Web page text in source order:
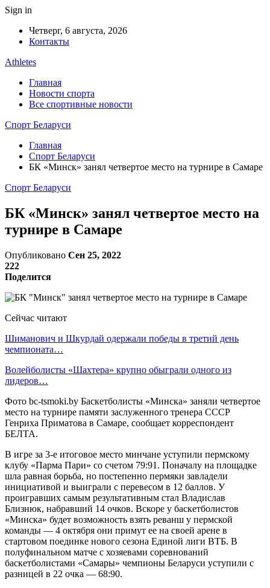
Sign in
Четверг, 6 августа, 2026
Контакты
Athletes
Главная
Новости спорта
Все спортивные новости
Спорт Беларуси
Главная
Спорт Беларуси
БК «Минск» занял четвертое место на турнире в Самаре
Спорт Беларуси
БК «Минск» занял четвертое место на
турнире в Самаре
Опубликовано Сен 25, 2022
222
Поделится
Сейчас читают
Шиманович и Шкурдай одержали победы в третий день
чемпионата…
Волейболисты «Шахтера» крупно обыграли одного из
лидеров…
Фото bc-tsmoki.by Баскетболисты «Минска» заняли четвертое
место на турнире памяти заслуженного тренера СССР
Генриха Приматова в Самаре, сообщает корреспондент
БЕЛТА.
В игре за 3-е итоговое место минчане уступили пермскому
клубу «Парма Пари» со счетом 79:91. Поначалу на площадке
шла равная борьба, но постепенно пермяки завладели
инициативой и выиграли с перевесом в 12 баллов. У
проигравших самым результативным стал Владислав
Близнюк, набравший 14 очков. Вскоре у баскетболистов
«Минска» будет возможность взять реванш у пермской
команды — 4 октября они примут ее на своей арене в
стартовом поединке нового сезона Единой лиги ВТБ. В
полуфинальном матче с хозяевами соревнований
баскетболистами «Самары» чемпионы Беларуси уступили с
разницей в 22 очка — 68:90.